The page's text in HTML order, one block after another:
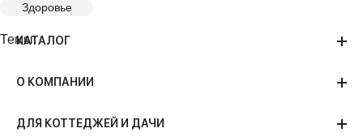
Здоровье
Темы:
КАТАЛОГ
О КОМПАНИИ
ДЛЯ КОТТЕДЖЕЙ И ДАЧИ